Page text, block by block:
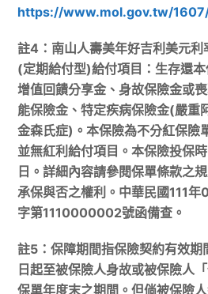
https://www.mol.gov.tw/
註4：南山人壽美年好吉利美元
(定期給付型)給付項目：生存還
增值回饋分享金、身故保險金或
能保險金、特定疾病保險金(嚴重
金森氏症)。本保險為不分紅保險
並無紅利給付項目。本保險投保
日。詳細內容請參閱保單條款之
承保與否之權利。中華民國111
字第1110000002號函備查。
註5：保障期間指保險契約有效期
日起至被保險人身故或被保險人
保單年度末之期間。但倘被保險